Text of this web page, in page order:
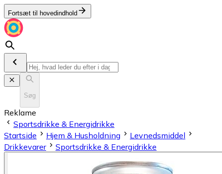
Fortsæt til hovedindhold
Søg
Reklame
Sportsdrikke & Energidrikke
Startside
Hjem & Husholdning
Levnedsmiddel
Drikkevarer
Sportsdrikke & Energidrikke